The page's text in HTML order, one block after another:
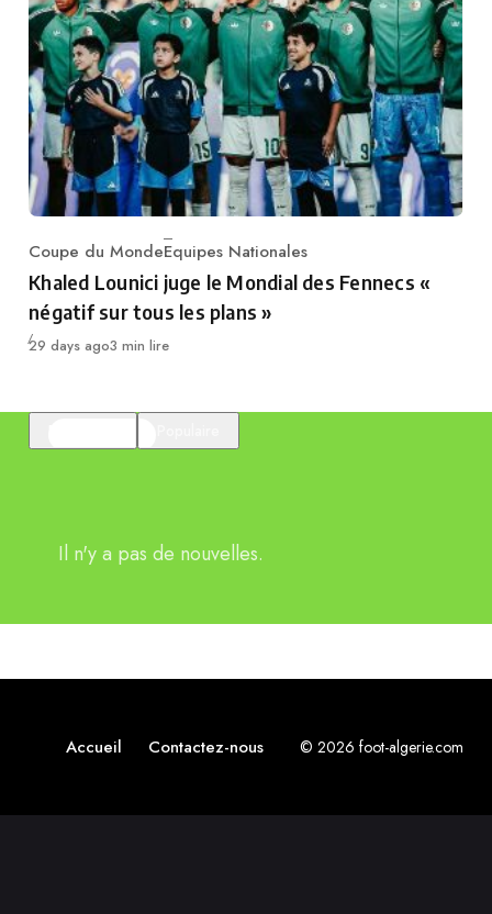
Category
Coupe du MondeEquipes Nationales
Khaled Lounici juge le Mondial des Fennecs «
négatif sur tous les plans »
Publié
29 days ago3 min lire
Il n'y a pas de nouvelles.
Accueil Contactez-nous © 2026 foot-algerie.com